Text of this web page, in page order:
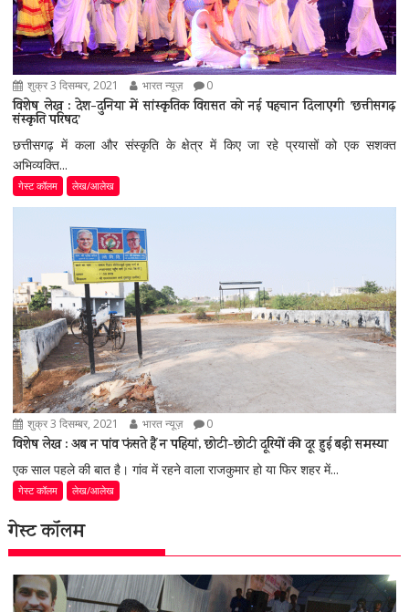
शुक्र 3 दिसम्बर, 2021 भारत न्यूज़ 0
विशेष लेख : देश-दुनिया में सांस्कृतिक विरासत को नई पहचान दिलाएगी ’छत्तीसगढ़
संस्कृति परिषद’
छत्तीसगढ़ में कला और संस्कृति के क्षेत्र में किए जा रहे प्रयासों को एक सशक्त
अभिव्यक्ति...
गेस्ट कॉलम लेख/आलेख
शुक्र 3 दिसम्बर, 2021 भारत न्यूज़ 0
विशेष लेख : अब न पांव फंसते हैं न पहियां, छोटी-छोटी दूरियों की दूर हुई बड़ी समस्या
एक साल पहले की बात है। गांव में रहने वाला राजकुमार हो या फिर शहर में...
गेस्ट कॉलम लेख/आलेख
गेस्ट कॉलम